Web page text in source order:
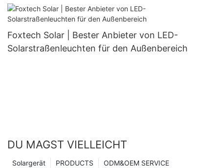
Foxtech Solar
Foxtech Solar | Bester Anbieter von LED-
Solarstraßenleuchten für den Außenbereich
DU MAGST VIELLEICHT
ODM&OEM SERVICE
PRODUCTS
Solargerät